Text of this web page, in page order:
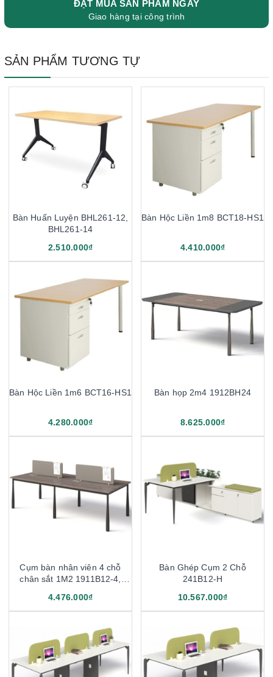
ĐẶT MUA SẢN PHẨM NGAY
Giao hàng tại công trình
SẢN PHẨM TƯƠNG TỰ
Bàn Huấn Luyện BHL261-12,
BHL261-14
2.510.000₫
Bàn Hộc Liền 1m8 BCT18-HS1
4.410.000₫
Bàn Hộc Liền 1m6 BCT16-HS1
4.280.000₫
Bàn họp 2m4 1912BH24
8.625.000₫
Cụm bàn nhân viên 4 chỗ
chân sắt 1M2 1911B12-4,
4.476.000₫
Bàn Ghép Cụm 2 Chỗ
241B12-H
10.567.000₫